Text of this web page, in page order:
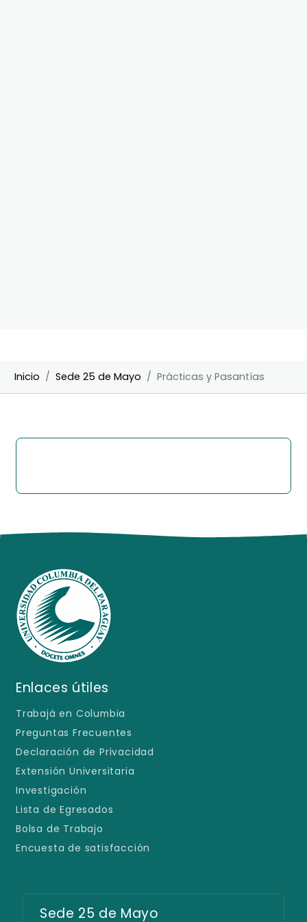
Inicio Sede 25 de Mayo Prácticas y Pasantías
Enlaces útiles
Trabajá en Columbia
Preguntas Frecuentes
Declaración de Privacidad
Extensión Universitaria
Investigación
Lista de Egresados
Bolsa de Trabajo
Encuesta de satisfacción
Sede 25 de Mayo